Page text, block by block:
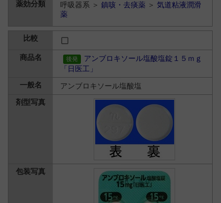
呼吸器系 ＞鎮咳・去痰薬 ＞気道粘液潤滑
薬
アンブロキソール塩酸塩錠１５ｍｇ
「日医工」
アンブロキソール塩酸塩